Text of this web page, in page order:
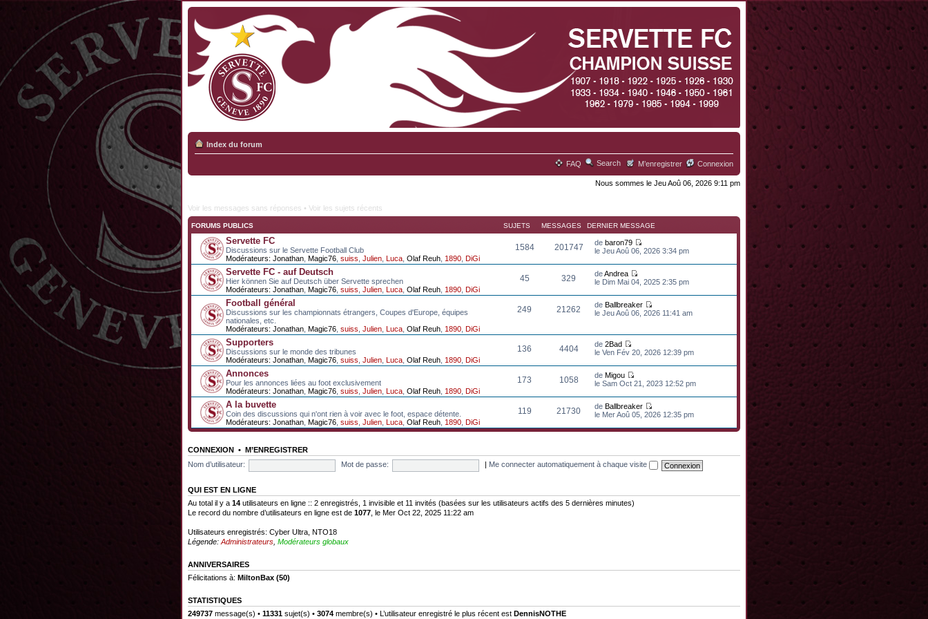
Index du forum
FAQ Search M’enregistrer Connexion
Nous sommes le Jeu Aoû 06, 2026 9:11 pm
Voir les messages sans réponses • Voir les sujets récents
FORUMS PUBLICS SUJETS MESSAGES DERNIER MESSAGE
Servette FC
Discussions sur le Servette Football Club
Modérateurs: Jonathan Magic76 suiss Julien Luca Olaf Reuh 1890 DiGi
1584 201747 debaron79
le Jeu Aoû 06, 2026 3:34 pm
Servette FC - auf Deutsch
Hier können Sie auf Deutsch über Servette sprechen
Modérateurs: Jonathan Magic76 suiss Julien Luca Olaf Reuh 1890 DiGi
45 329 deAndrea
le Dim Mai 04, 2025 2:35 pm
Football général
Discussions sur les championnats étrangers, Coupes d'Europe, équipes
nationales, etc.
Modérateurs: Jonathan Magic76 suiss Julien Luca Olaf Reuh 1890 DiGi
249 21262 deBallbreaker
le Jeu Aoû 06, 2026 11:41 am
Supporters
Discussions sur le monde des tribunes
Modérateurs: Jonathan Magic76 suiss Julien Luca Olaf Reuh 1890 DiGi
136 4404 de2Bad
le Ven Fév 20, 2026 12:39 pm
Annonces
Pour les annonces liées au foot exclusivement
Modérateurs: Jonathan Magic76 suiss Julien Luca Olaf Reuh 1890 DiGi
173 1058 deMigou
le Sam Oct 21, 2023 12:52 pm
A la buvette
Coin des discussions qui n'ont rien à voir avec le foot, espace détente.
Modérateurs: Jonathan Magic76 suiss Julien Luca Olaf Reuh 1890 DiGi
119 21730 deBallbreaker
le Mer Aoû 05, 2026 12:35 pm
CONNEXION • M’ENREGISTRER
Nom d’utilisateur:
Mot de passe: Me connecter automatiquement à chaque visite
QUI EST EN LIGNE
Au total il y a 14 utilisateurs en ligne :: 2 enregistrés, 1 invisible et 11 invités (basées sur les utilisateurs actifs des 5 dernières minutes)
Le record du nombre d’utilisateurs en ligne est de 1077 , le Mer Oct 22, 2025 11:22 am
Utilisateurs enregistrés: Cyber Ultra NTO18
Légende: Administrateurs Modérateurs globaux
ANNIVERSAIRES
Félicitations à: MiltonBax (50)
STATISTIQUES
249737 message(s) • 11331 sujet(s) • 3074 membre(s) • L’utilisateur enregistré le plus récent est DennisNOTHE